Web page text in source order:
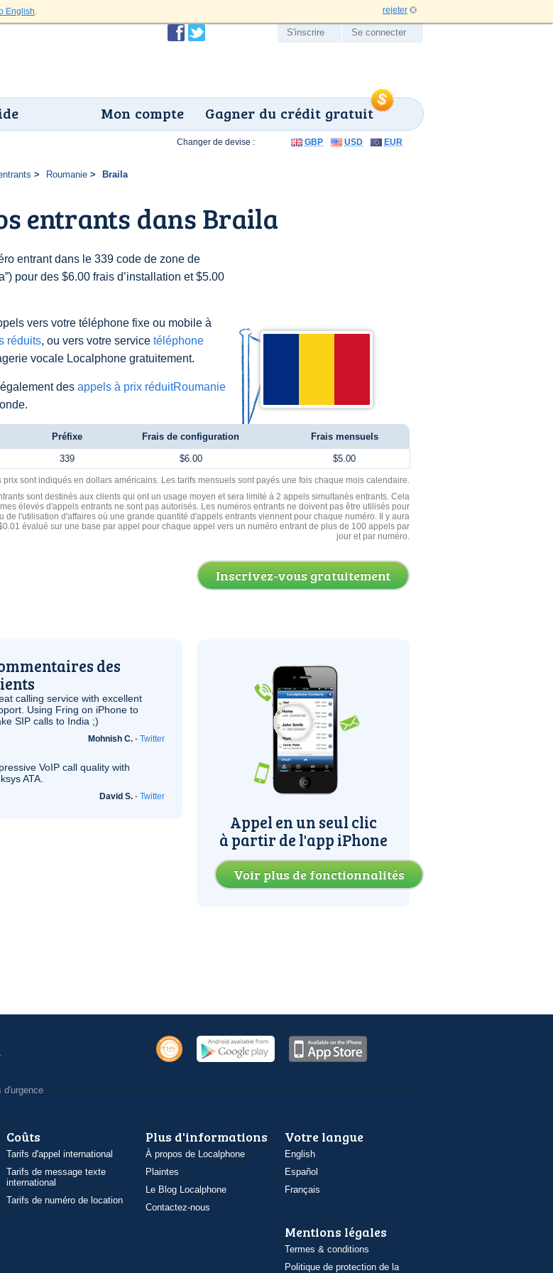
English. rejeter
Gagner du crédit gratuit
Mon compte
S'inscrire Se connecter
Roumanie Braila
entrants dans Braila
entrant dans le 339 code de zone de
pour des $6.00 frais d’installation et $5.00
vers votre téléphone fixe ou mobile à
réduits, ou vers votre service téléphone
vocale Localphone gratuitement.
des appels à prix réduitRoumanie
Changer de devise : GBP USD EUR
Préfixe Frais de configuration Frais mensuels
339 $6.00 $5.00
prix sont indiqués en dollars américains. Les tarifs mensuels sont payés une fois chaque mois calendaire.
sont destinés aux clients qui ont un usage moyen et sera limité à 2 appels simultanés entrants. Cela
élevés d'appels entrants ne sont pas autorisés. Les numéros entrants ne doivent pas être utilisés pour
de l'utilisation d'affaires où une grande quantité d'appels entrants viennent pour chaque numéro. Il y aura
évalué sur une base par appel pour chaque appel vers un numéro entrant de plus de 100 appels par
jour et par numéro.
Inscrivez-vous gratuitement
des
calling service with excellent
Using Fring on iPhone to
SIP calls to India ;)
Mohnish C. - Twitter
VoIP call quality with
ATA
David S. - Twitter
Appel en un seul clic
à partir de l'app iPhone
Voir plus de fonctionnalités
d'urgence
Coûts
Tarifs d'appel international
Tarifs de message texte
international
Tarifs de numéro de location
Plus d'informations
À propos de Localphone
Plaintes
Le Blog Localphone
Contactez-nous
Votre langue
English
Español
Français
Mentions légales
Termes & conditions
Politique de protection de la